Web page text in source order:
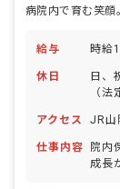
給与 時給
休日
日、
（
アクセス JR山
仕事内容
院内
成長